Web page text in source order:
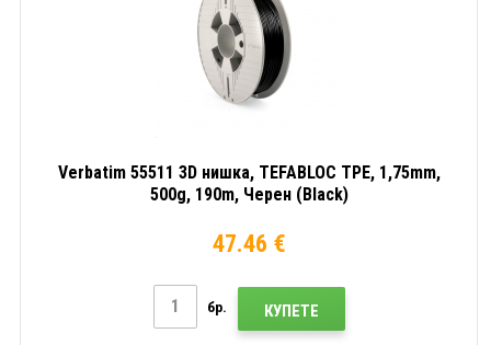
Verbatim 55511 3D нишка, TEFABLOC TPE, 1,75mm,
500g, 190m, Черен (Black)
47.46 €
бр. КУПЕТЕ